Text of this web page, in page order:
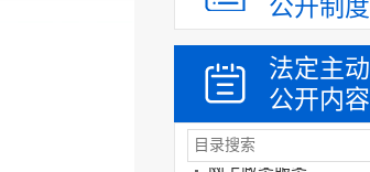
公开制度
法定主动
公开内容
权责清单和动态调
整情况
公共服务和中介服务
行政权力运行
“双随机、一公开”